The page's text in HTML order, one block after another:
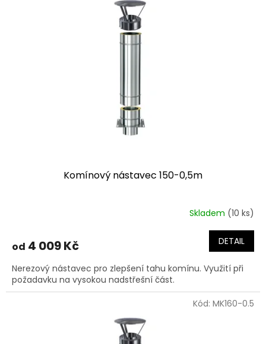
Komínový nástavec 150-0,5m
Skladem (10 ks)
od 4 009 Kč DETAIL
Nerezový nástavec pro zlepšení tahu komínu. Využití při
požadavku na vysokou nadstřešní část.
Kód: MK160-0.5